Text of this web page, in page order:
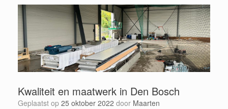
Kwaliteit en maatwerk in Den Bosch
Geplaatst op 25 oktober 2022 door Maarten